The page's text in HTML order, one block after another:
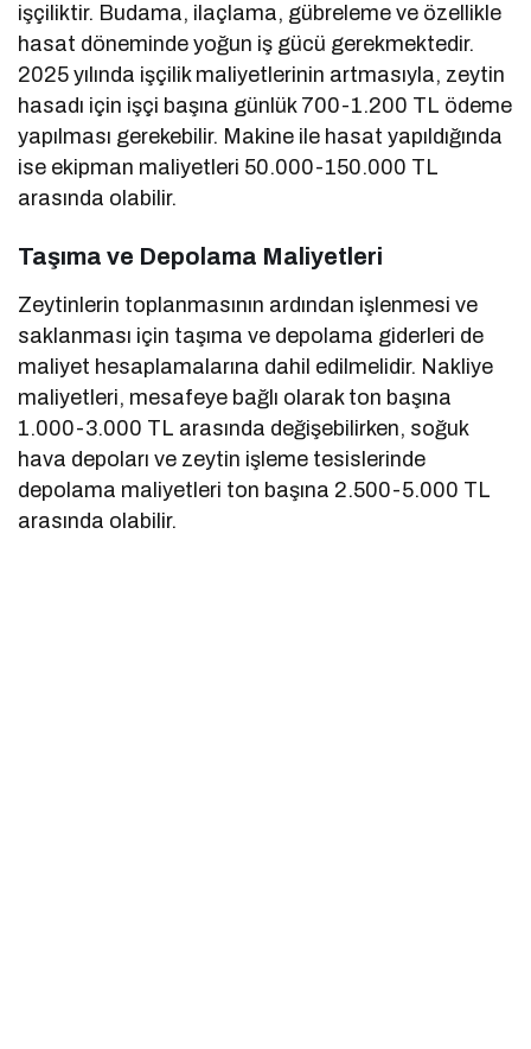
işçiliktir. Budama, ilaçlama, gübreleme ve özellikle
hasat döneminde yoğun iş gücü gerekmektedir.
2025 yılında işçilik maliyetlerinin artmasıyla, zeytin
hasadı için işçi başına günlük 700-1.200 TL ödeme
yapılması gerekebilir. Makine ile hasat yapıldığında
ise ekipman maliyetleri 50.000-150.000 TL
arasında olabilir.
Taşıma ve Depolama Maliyetleri
Zeytinlerin toplanmasının ardından işlenmesi ve
saklanması için taşıma ve depolama giderleri de
maliyet hesaplamalarına dahil edilmelidir. Nakliye
maliyetleri, mesafeye bağlı olarak ton başına
1.000-3.000 TL arasında değişebilirken, soğuk
hava depoları ve zeytin işleme tesislerinde
depolama maliyetleri ton başına 2.500-5.000 TL
arasında olabilir.